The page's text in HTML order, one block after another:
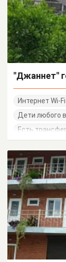
"Джаннет"
Интернет Wi-Fi
Дети любого
Есть